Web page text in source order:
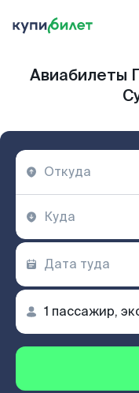
Авиабилеты